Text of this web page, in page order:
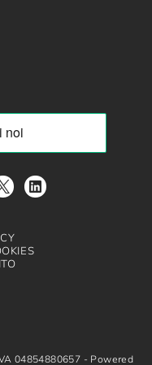
04854880657 - Powered